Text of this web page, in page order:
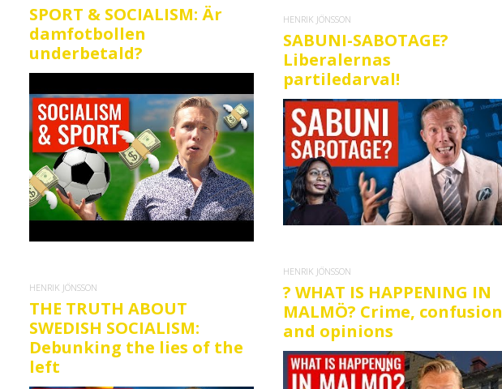
SPORT & SOCIALISM: Är
damfotbollen
underbetald?
HENRIK JÖNSSON
SABUNI-SABOTAGE?
Liberalernas
partiledarval!
HENRIK JÖNSSON
? WHAT IS HAPPENING IN
MALMÖ? Crime, confusion
and opinions
HENRIK JÖNSSON
THE TRUTH ABOUT
SWEDISH SOCIALISM:
Debunking the lies of the
left